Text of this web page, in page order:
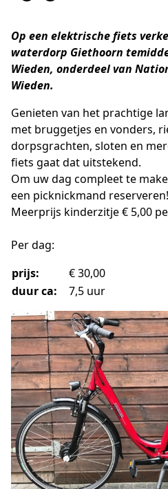
Op een elektrische fiets
waterdorp Giethoorn
Wieden, onderdeel van
Wieden.
Genieten van het prachtige
met bruggetjes en vonders,
dorpsgrachten, sloten en
fiets gaat dat uitstekend.
Om uw dag compleet te
een picknickmand reserveren!
Meerprijs kinderzitje € 5,00
Per dag:
prijs:
€ 30,00
duur ca:
7,5 uur